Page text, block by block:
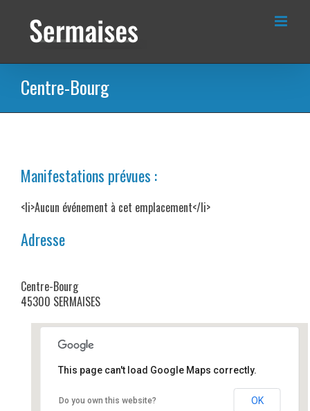
contenu
Centre-Bourg
Manifestations prévues :
<li>Aucun événement à cet emplacement</li>
Adresse
Centre-Bourg
45300 SERMAISES
This page can't load Google Maps correctly.
Do you own this website? OK